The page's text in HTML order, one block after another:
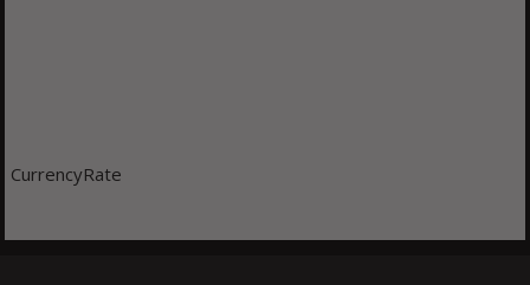
CurrencyRate